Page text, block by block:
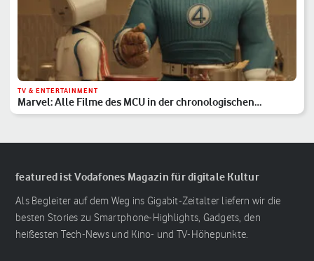
TV & ENTERTAINMENT
Marvel: Alle Filme des MCU in der chronologischen
Reihenfolge
featured ist Vodafones Magazin für digitale Kultur
Als Begleiter auf dem Weg ins Gigabit-Zeitalter liefern wir die
besten Stories zu Smartphone-Highlights, Gadgets, den
heißesten Tech-News und Kino- und TV-Höhepunkte.